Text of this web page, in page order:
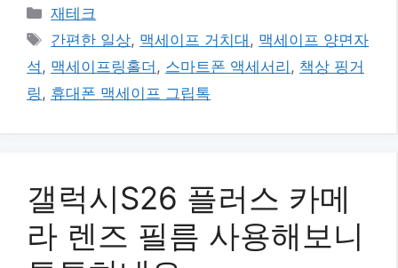
카
테
리
재테크
태
그
간편한 일상, 맥세이프 거치대 , 맥세이프 양면자
석, 맥세이프링홀더 , 스마트폰 액세서리 , 책상 핑거
링, 휴대폰 맥세이프 그립톡
갤럭시S26 플러스 카메
라 렌즈 필름 사용해보니